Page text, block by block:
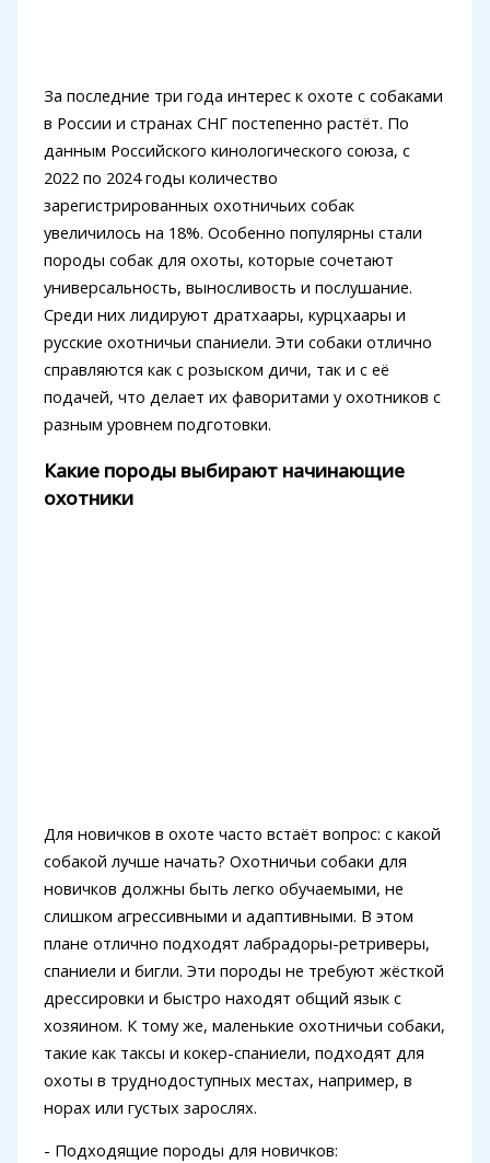
За последние три года интерес к охоте с собаками
в России и странах СНГ постепенно растёт. По
данным Российского кинологического союза, с
2022 по 2024 годы количество
зарегистрированных охотничьих собак
увеличилось на 18%. Особенно популярны стали
породы собак для охоты, которые сочетают
универсальность, выносливость и послушание.
Среди них лидируют дратхаары, курцхаары и
русские охотничьи спаниели. Эти собаки отлично
справляются как с розыском дичи, так и с её
подачей, что делает их фаворитами у охотников с
разным уровнем подготовки.
Какие породы выбирают начинающие
охотники
Для новичков в охоте часто встаёт вопрос: с какой
собакой лучше начать? Охотничьи собаки для
новичков должны быть легко обучаемыми, не
слишком агрессивными и адаптивными. В этом
плане отлично подходят лабрадоры-ретриверы,
спаниели и бигли. Эти породы не требуют жёсткой
дрессировки и быстро находят общий язык с
хозяином. К тому же, маленькие охотничьи собаки,
такие как таксы и кокер-спаниели, подходят для
охоты в труднодоступных местах, например, в
норах или густых зарослях.
- Подходящие породы для новичков: